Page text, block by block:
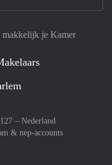
makkelijk je Kamer
– Nederland
& nep-accounts